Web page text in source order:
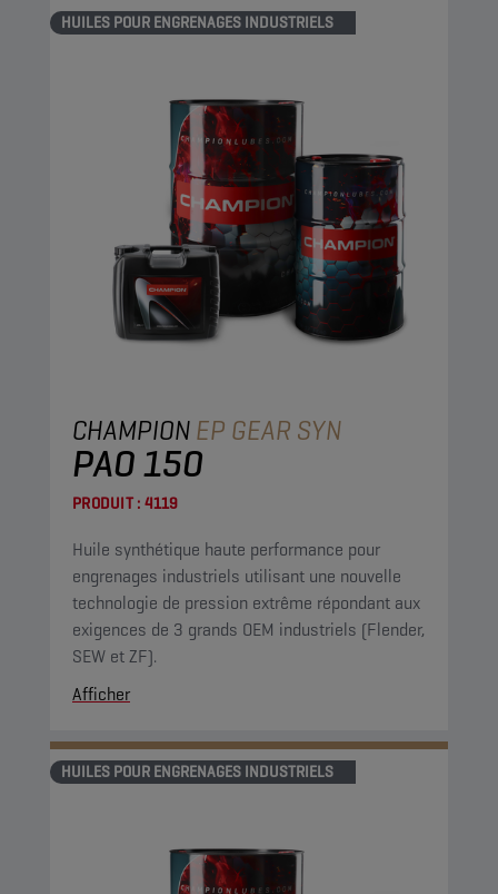
HUILES POUR ENGRENAGES INDUSTRIELS
CHAMPIONEP GEAR SYN
PAO 150
PRODUIT : 4119
Huile synthétique haute performance pour
engrenages industriels utilisant une nouvelle
technologie de pression extrême répondant aux
exigences de 3 grands OEM industriels (Flender,
SEW et ZF).
Afficher
HUILES POUR ENGRENAGES INDUSTRIELS